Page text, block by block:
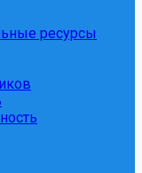
ресурсы